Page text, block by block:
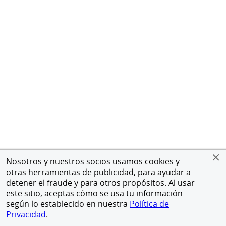
Nosotros y nuestros socios usamos cookies y
otras herramientas de publicidad, para ayudar a
detener el fraude y para otros propósitos. Al usar
este sitio, aceptas cómo se usa tu información
según lo establecido en nuestra Política de
Privacidad.